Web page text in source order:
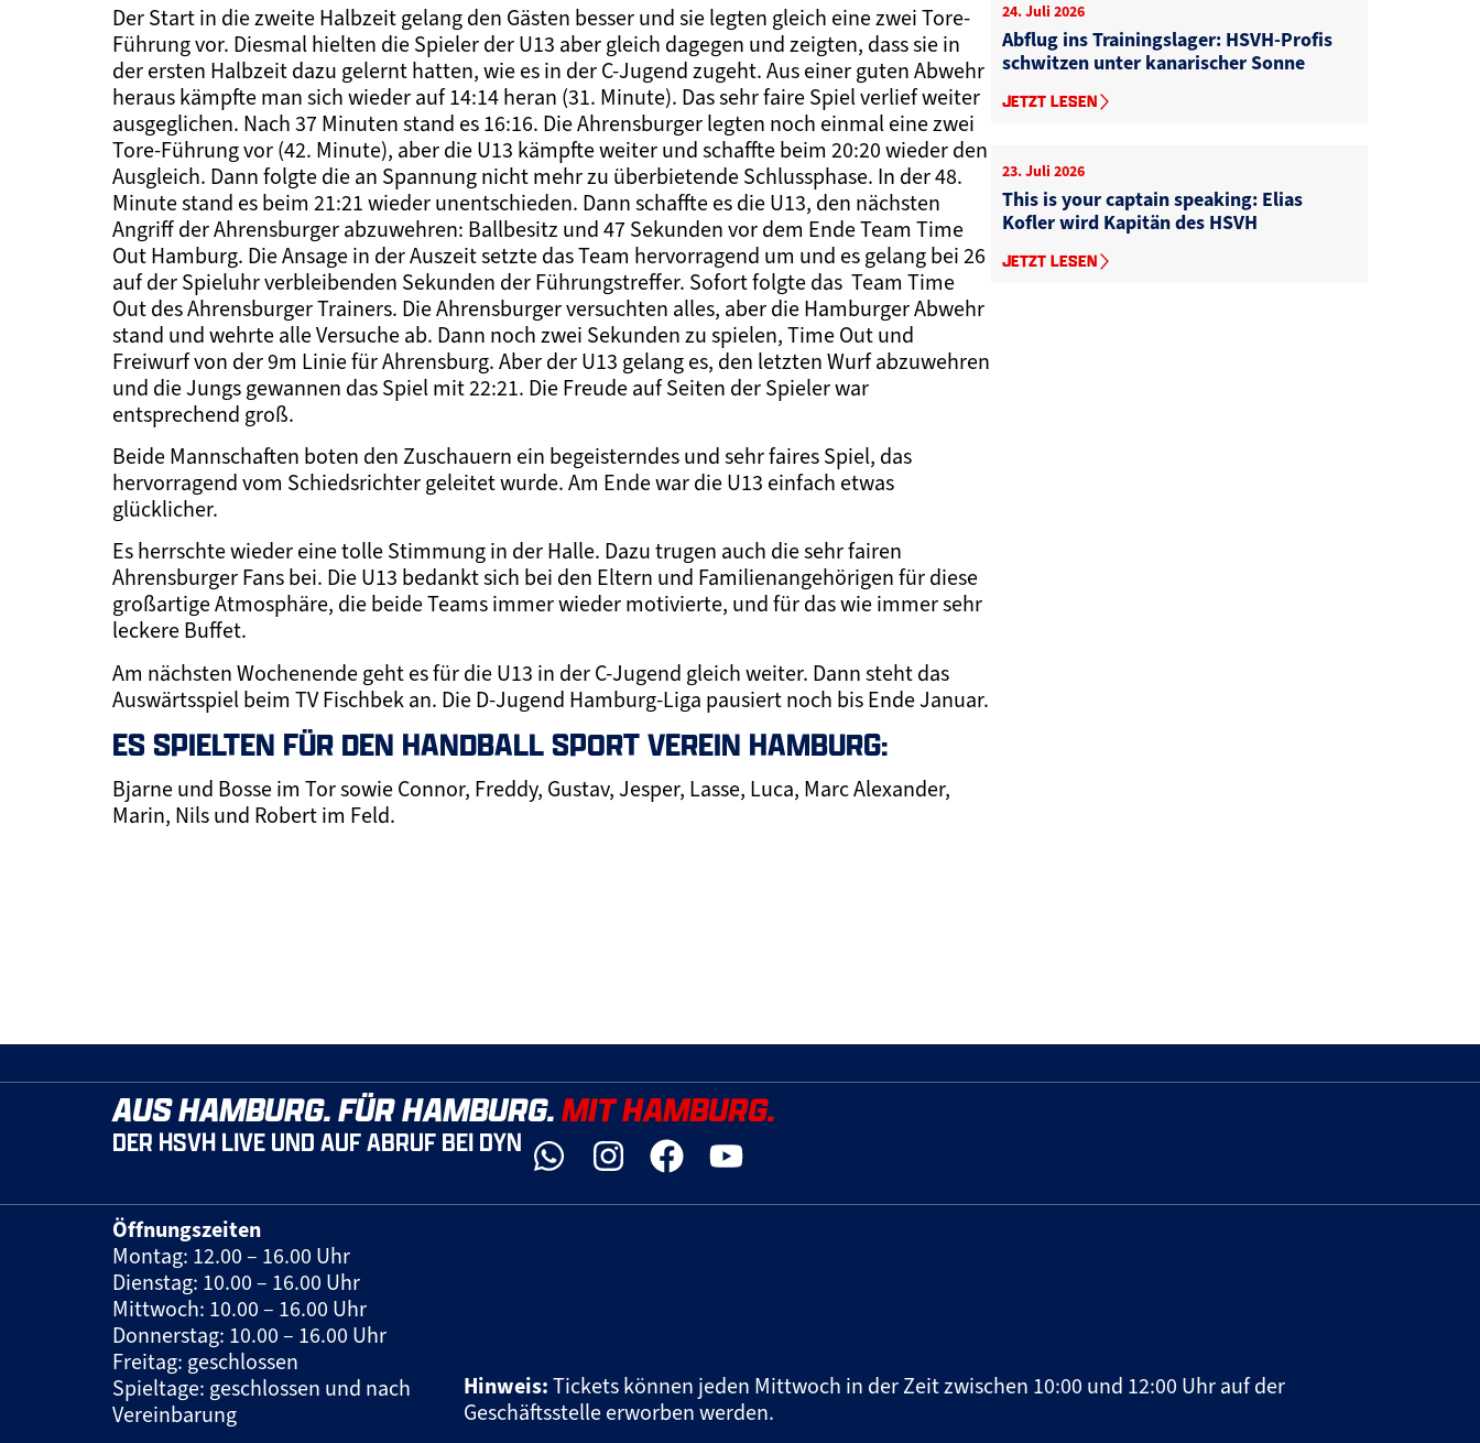
Der Start in die zweite Halbzeit gelang den Gästen besser und sie legten gleich eine zwei Tore-
Führung vor. Diesmal hielten die Spieler der U13 aber gleich dagegen und zeigten, dass sie in
der ersten Halbzeit dazu gelernt hatten, wie es in der C-Jugend zugeht. Aus einer guten Abwehr
heraus kämpfte man sich wieder auf 14:14 heran (31. Minute). Das sehr faire Spiel verlief weiter
ausgeglichen. Nach 37 Minuten stand es 16:16. Die Ahrensburger legten noch einmal eine zwei
Tore-Führung vor (42. Minute), aber die U13 kämpfte weiter und schaffte beim 20:20 wieder den
Ausgleich. Dann folgte die an Spannung nicht mehr zu überbietende Schlussphase. In der 48.
Minute stand es beim 21:21 wieder unentschieden. Dann schaffte es die U13, den nächsten
Angriff der Ahrensburger abzuwehren: Ballbesitz und 47 Sekunden vor dem Ende Team Time
Out Hamburg. Die Ansage in der Auszeit setzte das Team hervorragend um und es gelang bei 26
auf der Spieluhr verbleibenden Sekunden der Führungstreffer. Sofort folgte das Team Time
Out des Ahrensburger Trainers. Die Ahrensburger versuchten alles, aber die Hamburger Abwehr
stand und wehrte alle Versuche ab. Dann noch zwei Sekunden zu spielen, Time Out und
Freiwurf von der 9m Linie für Ahrensburg. Aber der U13 gelang es, den letzten Wurf abzuwehren
und die Jungs gewannen das Spiel mit 22:21. Die Freude auf Seiten der Spieler war
entsprechend groß.
Beide Mannschaften boten den Zuschauern ein begeisterndes und sehr faires Spiel, das
hervorragend vom Schiedsrichter geleitet wurde. Am Ende war die U13 einfach etwas
glücklicher.
Es herrschte wieder eine tolle Stimmung in der Halle. Dazu trugen auch die sehr fairen
Ahrensburger Fans bei. Die U13 bedankt sich bei den Eltern und Familienangehörigen für diese
großartige Atmosphäre, die beide Teams immer wieder motivierte, und für das wie immer sehr
leckere Buffet.
Am nächsten Wochenende geht es für die U13 in der C-Jugend gleich weiter. Dann steht das
Auswärtsspiel beim TV Fischbek an. Die D-Jugend Hamburg-Liga pausiert noch bis Ende Januar.
ES SPIELTEN FÜR DEN HANDBALL SPORT VEREIN HAMBURG:
Bjarne und Bosse im Tor sowie Connor, Freddy, Gustav, Jesper, Lasse, Luca, Marc Alexander,
Marin, Nils und Robert im Feld.
24. Juli 2026
Abflug ins Trainingslager: HSVH-Profis
schwitzen unter kanarischer Sonne
JETZT LESEN
23. Juli 2026
This is your captain speaking: Elias
Kofler wird Kapitän des HSVH
JETZT LESEN
AUS HAMBURG. FÜR HAMBURG.MIT HAMBURG.
DER HSVH LIVE UND AUF ABRUF BEI DYN
Öffnungszeiten
Montag: 12.00 – 16.00 Uhr
Dienstag: 10.00 – 16.00 Uhr
Mittwoch: 10.00 – 16.00 Uhr
Donnerstag: 10.00 – 16.00 Uhr
Freitag: geschlossen
Spieltage: geschlossen und nach
Vereinbarung
Hinweis: Tickets können jeden Mittwoch in der Zeit zwischen 10:00 und 12:00 Uhr auf der
Geschäftsstelle erworben werden.